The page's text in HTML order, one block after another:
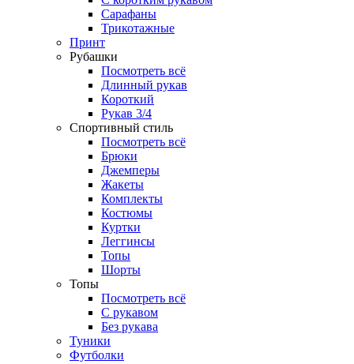
Сарафаны
Трикотажные
Принт
Рубашки
Посмотреть всё
Длинный рукав
Короткий
Рукав 3/4
Спортивный стиль
Посмотреть всё
Брюки
Джемперы
Жакеты
Комплекты
Костюмы
Куртки
Леггинсы
Топы
Шорты
Топы
Посмотреть всё
C рукавом
Без рукава
Туники
Футболки